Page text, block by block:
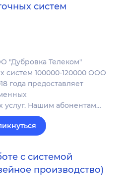
систем
"Дубровка Телеком"
систем 100000-120000 ООО
года предоставляет
услуг. Нашим абонентам…
с системой
производство)